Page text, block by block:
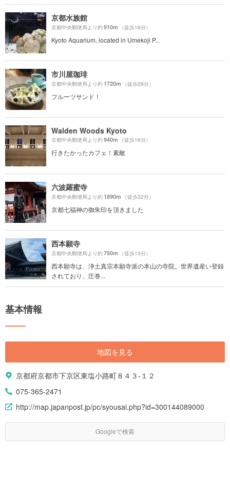
京都水族館
京都中央郵便局より約910m （徒歩16分）
Kyoto Aquarium, located in Umekoji P...
市川屋珈琲
京都中央郵便局より約1720m （徒歩29分）
フルーツサンド！
Walden Woods Kyoto
京都中央郵便局より約940m （徒歩16分）
行きたかったカフェ！素敵
六波羅蜜寺
京都中央郵便局より約1890m （徒歩32分）
京都七福神の御朱印を頂きました
西本願寺
京都中央郵便局より約750m （徒歩13分）
西本願寺は、浄土真宗本願寺派の本山の寺院。世界遺産い登録
されており、圧巻...
基本情報
地図を見る
京都府京都市下京区東塩小路町８４３-１２
075-365-2471
http://map.japanpost.jp/pc/syousai.php?id=300144089000
Googleで検索